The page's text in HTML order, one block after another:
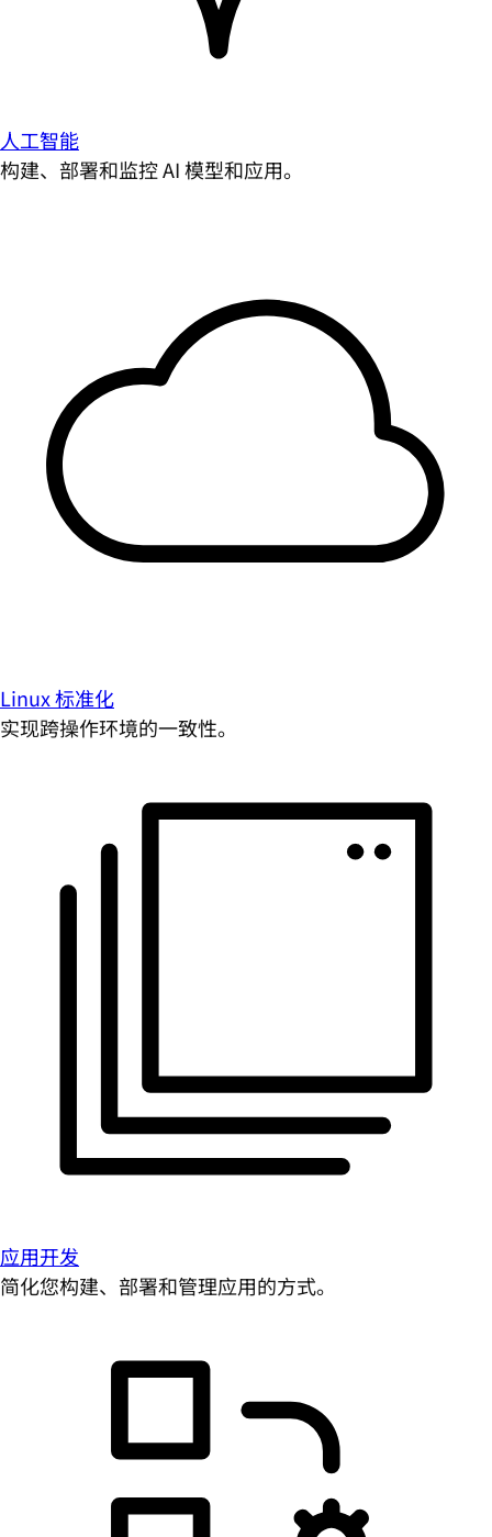
人工智能
构建、部署和监控 AI 模型和应用。
Linux 标准化
实现跨操作环境的一致性。
应用开发
简化您构建、部署和管理应用的方式。